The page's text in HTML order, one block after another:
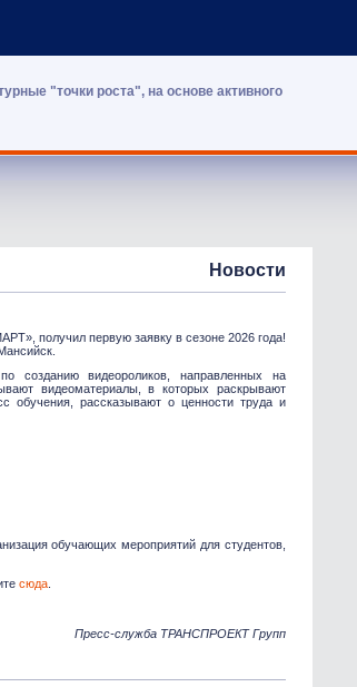
"точки роста", на основе активного
Новости
получил первую заявку в сезоне 2026 года!
по созданию видеороликов, направленных на
видеоматериалы, в которых раскрывают
обучения, рассказывают о ценности труда и
обучающих мероприятий для студентов,
сюда
Пресс-служба ТРАНСПРОЕКТ Групп